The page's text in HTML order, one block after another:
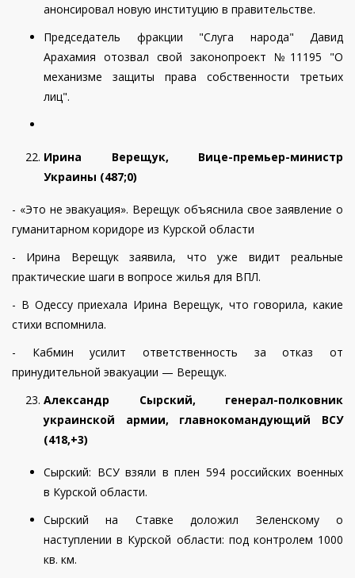
анонсировал новую институцию в правительстве.
Председатель фракции "Слуга народа" Давид
Арахамия отозвал свой законопроект №11195 "О
механизме защиты права собственности третьих
лиц".
Ирина Верещук, Вице-премьер-министр
Украины (487;0)
- «Это не эвакуация». Верещук объяснила свое заявление о
гуманитарном коридоре из Курской области
- Ирина Верещук заявила, что уже видит реальные
практические шаги в вопросе жилья для ВПЛ.
- В Одессу приехала Ирина Верещук, что говорила, какие
стихи вспомнила.
- Кабмин усилит ответственность за отказ от
принудительной эвакуации — Верещук.
Александр Сырский, генерал-полковник
украинской армии, главнокомандующий ВСУ
(418,+3)
Сырский: ВСУ взяли в плен 594 российских военных
в Курской области.
Сырский на Ставке доложил Зеленскому о
наступлении в Курской области: под контролем 1000
кв. км.